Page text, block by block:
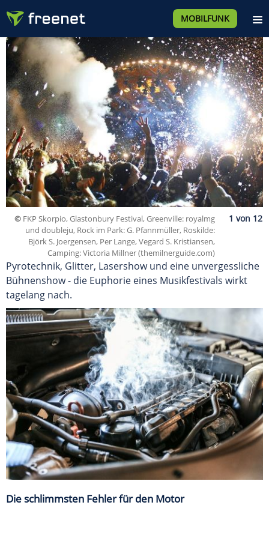
MOBILFUNK
© FKP Skorpio, Glastonbury Festival, Greenville: royalmg
und doubleju, Rock im Park: G. Pfannmüller, Roskilde:
Björk S. Joergensen, Per Lange, Vegard S. Kristiansen,
Camping: Victoria Millner (themilnerguide.com)
Pyrotechnik, Glitter, Lasershow und eine unvergessliche
Bühnenshow - die Euphorie eines Musikfestivals wirkt
tagelang nach.
Die schlimmsten Fehler für den Motor